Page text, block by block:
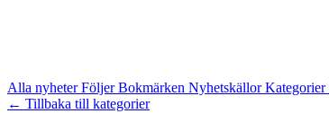
Alla nyheterFöljerBokmärken NyhetskällorKategorier
← Tillbaka till kategorier